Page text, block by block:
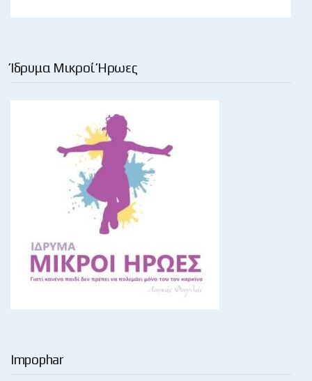
Ίδρυμα Μικροί Ήρωες
Impophar